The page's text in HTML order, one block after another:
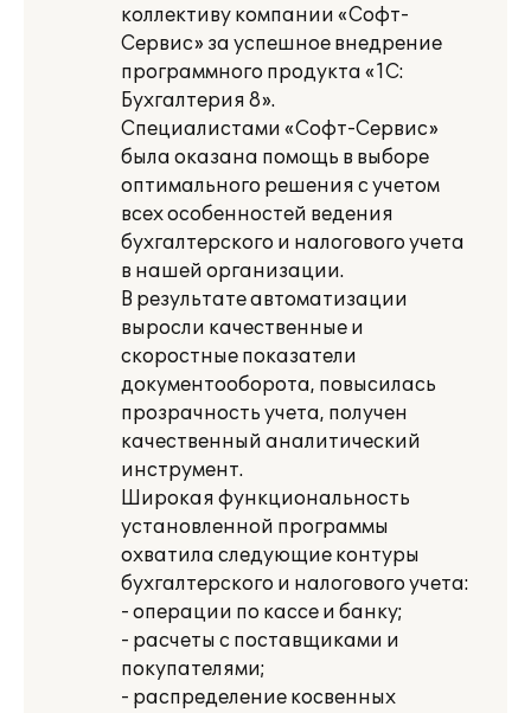
коллективу компании «Софт-
Сервис» за успешное внедрение
программного продукта «1С:
Бухгалтерия 8».
Специалистами «Софт-Сервис»
была оказана помощь в выборе
оптимального решения с учетом
всех особенностей ведения
бухгалтерского и налогового учета
в нашей организации.
В результате автоматизации
выросли качественные и
скоростные показатели
документооборота, повысилась
прозрачность учета, получен
качественный аналитический
инструмент.
Широкая функциональность
установленной программы
охватила следующие контуры
бухгалтерского и налогового учета:
- операции по кассе и банку;
- расчеты с поставщиками и
покупателями;
- распределение косвенных